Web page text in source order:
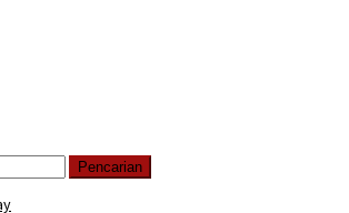
Pencarian